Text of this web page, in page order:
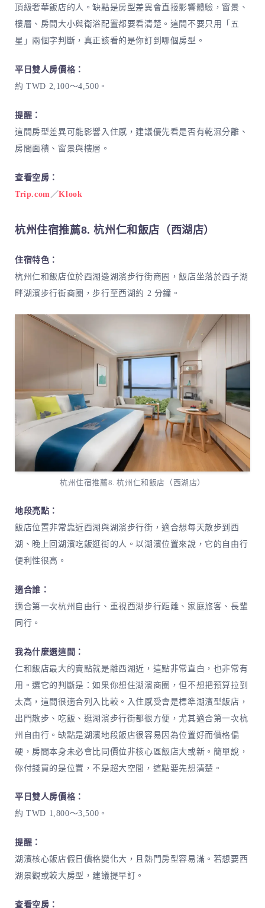
頂級奢華飯店的人。缺點是房型差異會直接影響體驗，窗景、
樓層、房間大小與衛浴配置都要看清楚。這間不要只用「五
星」兩個字判斷，真正該看的是你訂到哪個房型。
平日雙人房價格：
約 TWD 2,100～4,500。
提醒：
這間房型差異可能影響入住感，建議優先看是否有乾濕分離、
房間面積、窗景與樓層。
查看空房：
Trip.com ／Klook
杭州住宿推薦8. 杭州仁和飯店（西湖店）
住宿特色：
杭州仁和飯店位於西湖邊湖濱步行街商圈，飯店坐落於西子湖
畔湖濱步行街商圈，步行至西湖約 2 分鐘。
杭州住宿推薦8. 杭州仁和飯店（西湖店）
地段亮點：
飯店位置非常靠近西湖與湖濱步行街，適合想每天散步到西
湖、晚上回湖濱吃飯逛街的人。以湖濱位置來說，它的自由行
便利性很高。
適合誰：
適合第一次杭州自由行、重視西湖步行距離、家庭旅客、長輩
同行。
我為什麼選這間：
仁和飯店最大的賣點就是離西湖近，這點非常直白，也非常有
用。選它的判斷是：如果你想住湖濱商圈，但不想把預算拉到
太高，這間很適合列入比較。入住感受會是標準湖濱型飯店，
出門散步、吃飯、逛湖濱步行街都很方便，尤其適合第一次杭
州自由行。缺點是湖濱地段飯店很容易因為位置好而價格偏
硬，房間本身未必會比同價位非核心區飯店大或新。簡單說，
你付錢買的是位置，不是超大空間，這點要先想清楚。
平日雙人房價格：
約 TWD 1,800～3,500。
提醒：
湖濱核心飯店假日價格變化大，且熱門房型容易滿。若想要西
湖景觀或較大房型，建議提早訂。
查看空房：